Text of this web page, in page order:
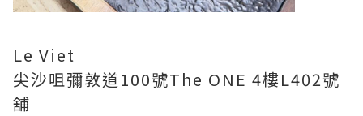
Le Viet
尖沙咀彌敦道100號The ONE 4樓L402號
舖